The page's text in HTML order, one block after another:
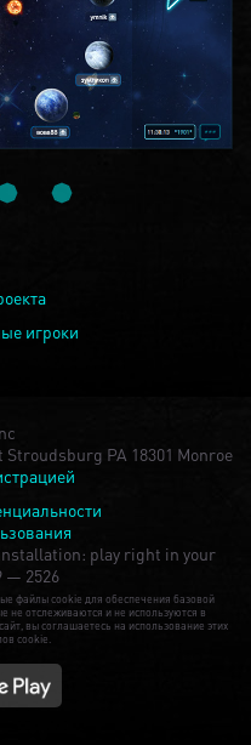
игроки
Stroudsburg PA 18301 Monroe
play right in your
— 2526
файлы cookie для обеспечения базовой
не отслеживаются и не используются в
вы соглашаетесь на использование этих
cookie.